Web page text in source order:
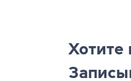
Хотите